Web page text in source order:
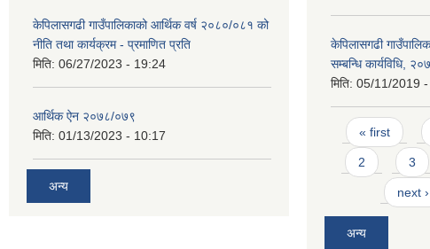
केपिलासगढी गाउँपालिकाको आर्थिक वर्ष २०८०/०८१ को
नीति तथा कार्यक्रम - प्रमाणित प्रति
मिति: 06/27/2023 - 19:24
आर्थिक ऐन २०७८/०७९
मिति: 01/13/2023 - 10:17
अन्य
केपिलासगढी
सम्बन्धि कार्यविधि,
मिति: 05/11/2019
Pages
« first
2 3
next ›
अन्य